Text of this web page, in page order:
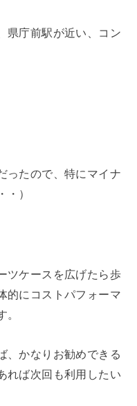
県庁前駅が近い、コン
ったので、特にマイナ
）
ツケースを広げたら歩
的にコストパフォーマ
、かなりお勧めできる
れば次回も利用したい